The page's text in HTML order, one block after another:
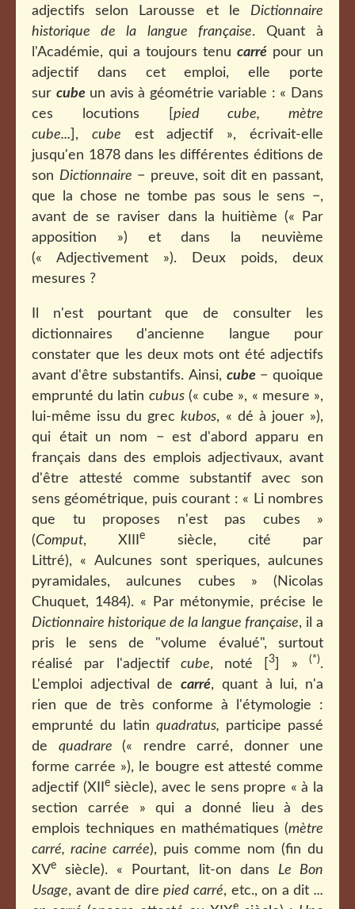
adjectifs selon Larousse et le Dictionnaire
historique de la langue française. Quant à
l'Académie, qui a toujours tenu carré pour un
adjectif dans cet emploi, elle porte
sur cubeun avis à géométrie variable : « Dans
ces locutions [ pied cube, mètre
cube... ], cube est adjectif », écrivait-elle
jusqu'en 1878 dans les différentes éditions de
son Dictionnaire − preuve, soit dit en passant,
que la chose ne tombe pas sous le sens −,
avant de se raviser dans la huitième (« Par
apposition ») et dans la neuvième
(« Adjectivement »). Deux poids, deux
mesures ?
Il n'est pourtant que de consulter les
dictionnaires d'ancienne langue pour
constater que les deux mots ont été adjectifs
avant d'être substantifs. Ainsi, cube − quoique
emprunté du latin cubus(« cube », « mesure »,
lui-même issu du greckubos, « dé à jouer »),
qui était un nom − est d'abord apparu en
français dans des emplois adjectivaux, avant
d'être attesté comme substantif avec son
sens géométrique, puis courant : « Li nombres
que tu proposes n'est pas cubes »
(Comput, XIIIe
siècle, cité par
Littré), « Aulcunes sont speriques, aulcunes
pyramidales, aulcunes cubes » (Nicolas
Chuquet, 1484). « Par métonymie, précise le
Dictionnaire historique de la langue française, il a
pris le sens de "volume évalué", surtout
réalisé par l'adjectif cube, noté [3 ] »(*).
L'emploi adjectival decarré, quant à lui, n'a
rien que de très conforme à l'étymologie :
emprunté du latinquadratus, participe passé
de quadrare (« rendre carré, donner une
forme carrée »), le bougre est attesté comme
adjectif (XII
esiècle), avec le sens propre « à la
section carrée » qui a donné lieu à des
emplois techniques en mathématiques (mètre
carré, racine carrée), puis comme nom (fin du
XVe siècle). « Pourtant, lit-on dans Le Bon
Usage, avant de direpied carré, etc., on a dit...